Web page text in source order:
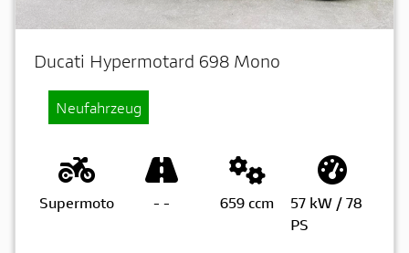
Ducati Hypermotard 698 Mono
Neufahrzeug
Supermoto - - 659 ccm
57 kW / 78
PS